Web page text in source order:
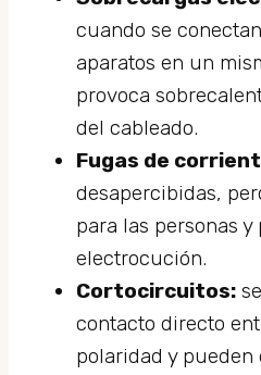
cuando se
aparatos en un
provoca
del cableado.
Fugas de
desapercibidas,
para las personas
electrocución.
Cortocircuitos:
contacto directo
polaridad y pueden